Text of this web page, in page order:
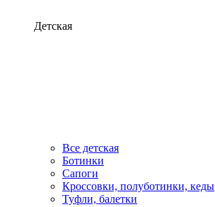
Детская
Все детская
Ботинки
Сапоги
Кроссовки, полуботинки, кеды
Туфли, балетки